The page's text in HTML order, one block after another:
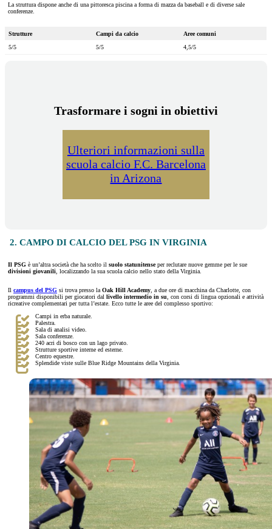
La struttura dispone anche di una pittoresca piscina a forma di mazza da baseball e di diverse sale
conferenze.
Strutture Campi da calcio
Aree comuni
5/5
5/5 4,5/5
Trasformare i sogni in obiettivi
Ulteriori informazioni sulla
scuola calcio F.C. Barcelona
in Arizona
2. CAMPO DI CALCIO DEL PSG IN VIRGINIA
Il PSG è un’altra società che ha scelto il suolo statunitenseper reclutare nuove gemme per le sue
divisioni giovanili , localizzando la sua scuola calcio nello stato della Virginia.
Il campus del PSG si trova presso la Oak Hill Academy , a due ore di macchina da Charlotte, con
programmi disponibili per giocatori dal livello intermedio in su , con corsi di lingua opzionali e attività
ricreative complementari per tutta l’estate. Ecco tutte le aree del complesso sportivo:
Campi in erba naturale.
Palestra.
Sala di analisi video.
Sala conferenze.
240 acri di bosco con un lago privato.
Strutture sportive interne ed esterne.
Centro equestre.
Splendide viste sulle Blue Ridge Mountains della Virginia.